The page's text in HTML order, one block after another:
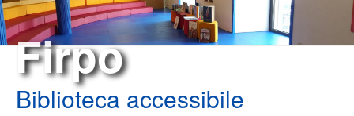
Firpo
Biblioteca accessibile